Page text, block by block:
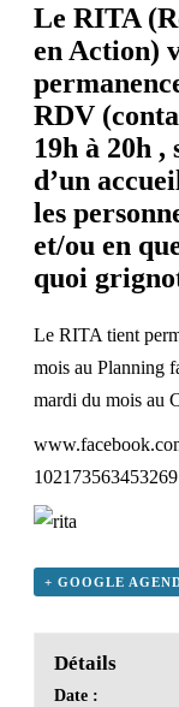
Le RITA
en Action)
RDV
19h à 20h ,
d’un
les
et/ou en
quoi
Le RITA tient
mois au Planning
mardi du mois au
102173563453269
+ GOOGLE
Détails
Date :